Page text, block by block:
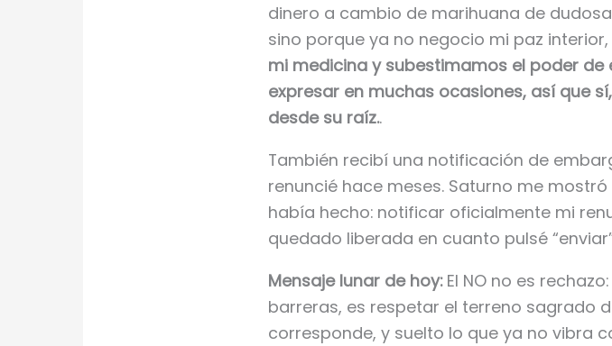
dinero a cambio de marihuana de
sino porque ya no negocio mi paz
mi medicina y subestimamos el poder
expresar en muchas ocasiones, así que
desde su raíz..
También recibí una notificación de
renuncié hace meses. Saturno me
había hecho: notificar oficialmente mi
quedado liberada en cuanto pulsé
Mensaje lunar de hoy:El NO no es
barreras, es respetar el terreno sagrado
corresponde, y suelto lo que ya no vibra